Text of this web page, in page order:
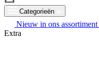
Categorieën
Nieuw in ons assortiment
Extra